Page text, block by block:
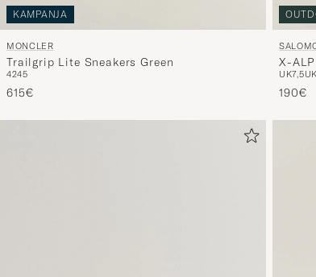
KAMPANJA
MONCLER
Trailgrip Lite Sneakers Green
4245
615€
X-
UK7,5
190€